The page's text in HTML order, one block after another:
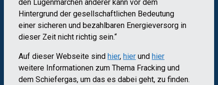
den Lügenmärchen anderer kann vor dem
Hintergrund der gesellschaftlichen Bedeutung
einer sicheren und bezahlbaren Energieversorg in
dieser Zeit nicht richtig sein.“
Auf dieser Webseite sind hier, hier und hier
weitere Informationen zum Thema Fracking und
dem Schiefergas, um das es dabei geht, zu finden.